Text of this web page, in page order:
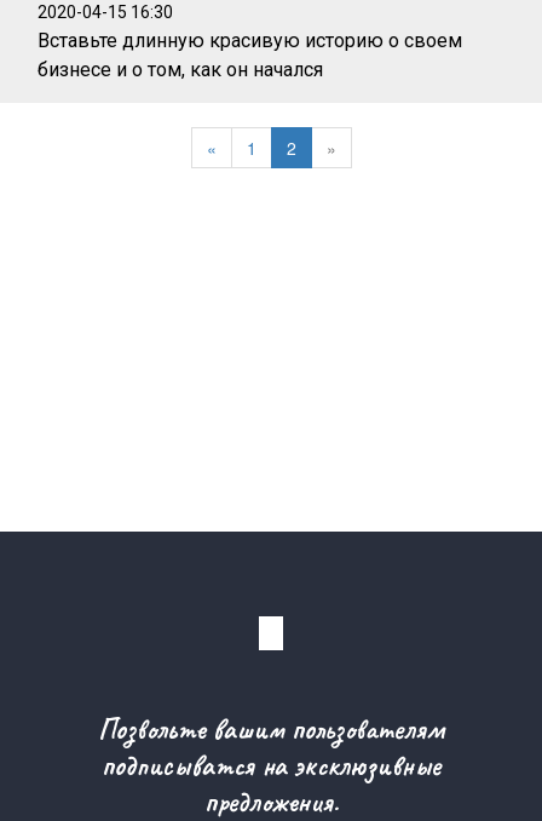
2020-04-15 16:30
Вставьте длинную красивую историю о своем
бизнесе и о том, как он начался
« 1 2 »
Позвольте вашим пользователям
подписыватся на эксклюзивные
предложения.